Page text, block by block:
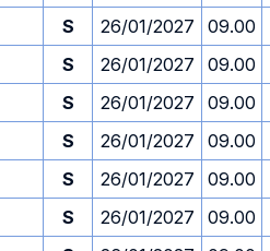
S 26/01/2027 09.00
S 26/01/2027 09.00
S 26/01/2027 09.00
S 26/01/2027 09.00
S 26/01/2027 09.00
S 26/01/2027 09.00